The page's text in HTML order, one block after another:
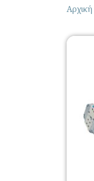
Αρχική